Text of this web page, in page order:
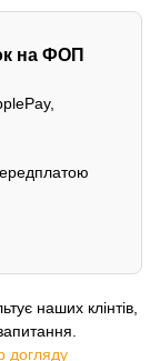
на ФОП
наших клінтів,
догляду